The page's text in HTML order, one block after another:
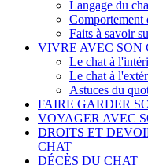
Langage du
Comportement
Faits à savoir
VIVRE AVEC SON
Le chat à
Le chat à
Astuces du
FAIRE GARDER
VOYAGER AVEC
DROITS ET
CHAT
DÉCÈS DU CHAT